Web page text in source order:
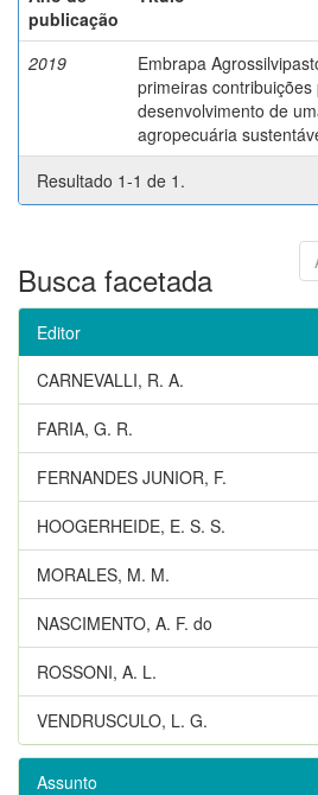
publicação
2019
Embrapa
primeiras contribuições
desenvolvimento de
agropecuária
Resultado 1-1 de 1.
Busca facetada
Editor
CARNEVALLI, R. A.
FARIA, G. R.
FERNANDES JUNIOR, F.
HOOGERHEIDE, E. S. S.
MORALES, M. M.
NASCIMENTO, A. F. do
ROSSONI, A. L.
VENDRUSCULO, L. G.
Assunto